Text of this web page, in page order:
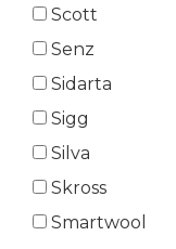
Scott
Senz
Sidarta
Sigg
Silva
Skross
Smartwool